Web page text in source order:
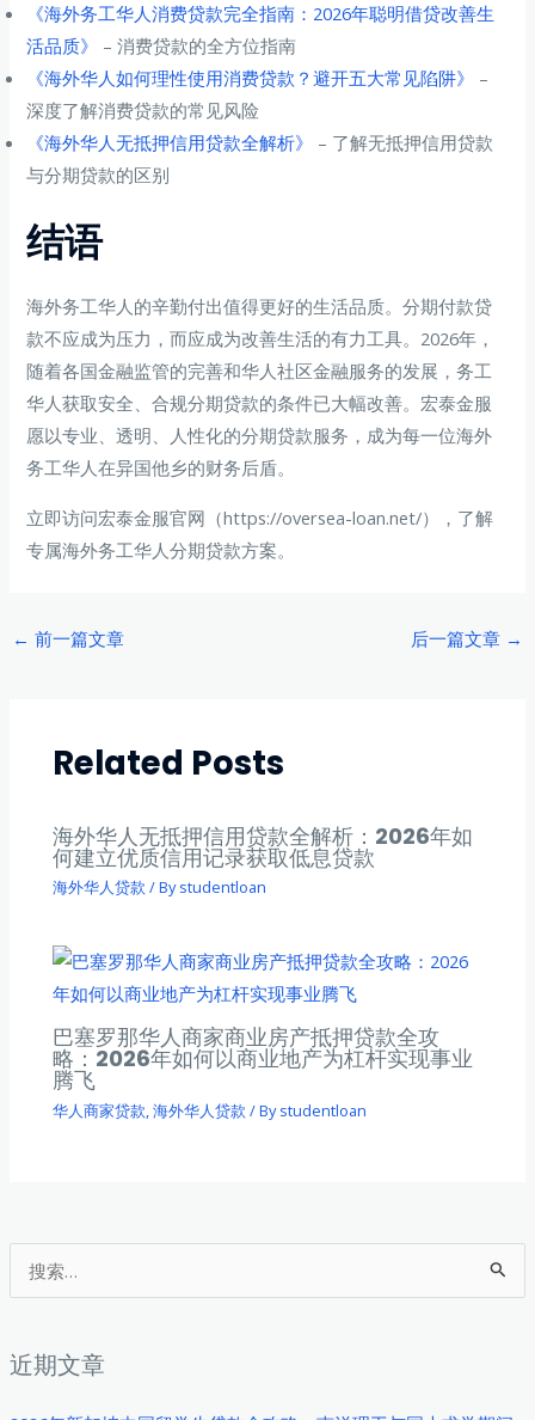
索
近期文章
《海外务工华人消费贷款完全指南：2026年聪明借贷改善生
活品质》
– 消费贷款的全方位指南
《海外华人如何理性使用消费贷款？避开五大常见陷阱》
–
深度了解消费贷款的常见风险
《海外华人无抵押信用贷款全解析》
– 了解无抵押信用贷款
与分期贷款的区别
结语
海外务工华人的辛勤付出值得更好的生活品质。分期付款贷
款不应成为压力，而应成为改善生活的有力工具。2026年，
随着各国金融监管的完善和华人社区金融服务的发展，务工
华人获取安全、合规分期贷款的条件已大幅改善。宏泰金服
愿以专业、透明、人性化的分期贷款服务，成为每一位海外
务工华人在异国他乡的财务后盾。
立即访问宏泰金服官网（https://oversea-loan.net/），了解
专属海外务工华人分期贷款方案。
Post
← 前一篇文章 后一篇文章 →
Related Posts
海外华人无抵押信用贷款全解析：2026年如
何建立优质信用记录获取低息贷款
海外华人贷款 / Bystudentloan
巴塞罗那华人商家商业房产抵押贷款全攻
略：2026年如何以商业地产为杠杆实现事业
腾飞
华人商家贷款,海外华人贷款 / Bystudentloan